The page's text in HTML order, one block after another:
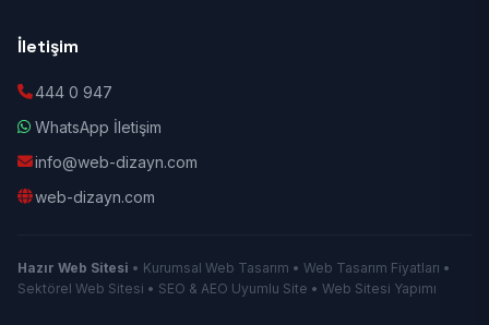
İletişim
444 0 947
WhatsApp İletişim
info@web-dizayn.com
web-dizayn.com
Hazır Web Sitesi • Kurumsal Web Tasarım • Web Tasarım Fiyatları •
Sektörel Web Sitesi • SEO & AEO Uyumlu Site • Web Sitesi Yapımı